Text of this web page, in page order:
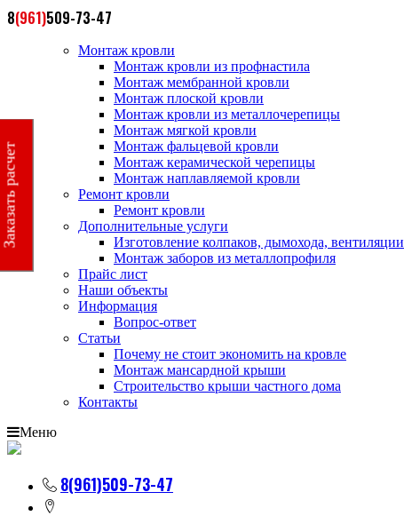
8(961)509-73-47
Монтаж кровли
Монтаж кровли из профнастила
Монтаж мембранной кровли
Монтаж плоской кровли
Монтаж кровли из металлочерепицы
Монтаж мягкой кровли
Монтаж фальцевой кровли
Монтаж керамической черепицы
Монтаж наплавляемой кровли
Ремонт кровли
Ремонт кровли
Дополнительные услуги
Изготовление колпаков, дымохода, вентиляции
Монтаж заборов из металлопрофиля
Прайс лист
Наши объекты
Информация
Вопрос-ответ
Статьи
Почему не стоит экономить на кровле
Монтаж мансардной крыши
Строительство крыши частного дома
Контакты
Меню
8(961)509-73-47
Заказать расчет